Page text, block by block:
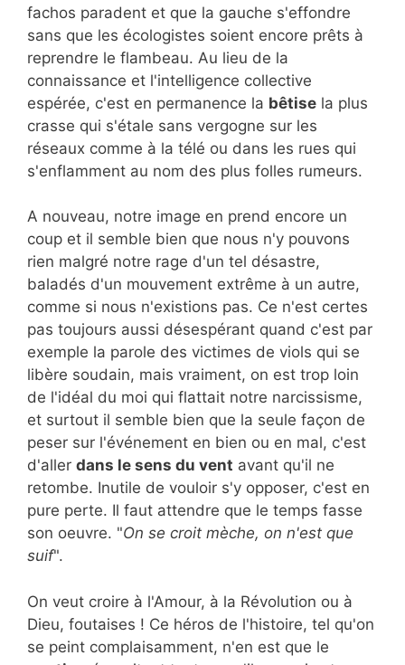
fachos paradent et que la gauche s'effondre
sans que les écologistes soient encore prêts à
reprendre le flambeau. Au lieu de la
connaissance et l'intelligence collective
espérée, c'est en permanence la bêtise la plus
crasse qui s'étale sans vergogne sur les
réseaux comme à la télé ou dans les rues qui
s'enflamment au nom des plus folles rumeurs.
A nouveau, notre image en prend encore un
coup et il semble bien que nous n'y pouvons
rien malgré notre rage d'un tel désastre,
baladés d'un mouvement extrême à un autre,
comme si nous n'existions pas. Ce n'est certes
pas toujours aussi désespérant quand c'est par
exemple la parole des victimes de viols qui se
libère soudain, mais vraiment, on est trop loin
de l'idéal du moi qui flattait notre narcissisme,
et surtout il semble bien que la seule façon de
peser sur l'événement en bien ou en mal, c'est
d'aller dans le sens du vent avant qu'il ne
retombe. Inutile de vouloir s'y opposer, c'est en
pure perte. Il faut attendre que le temps fasse
son oeuvre. "On se croit mèche, on n'est que
suif".
On veut croire à l'Amour, à la Révolution ou à
Dieu, foutaises ! Ce héros de l'histoire, tel qu'on
se peint complaisamment, n'en est que le